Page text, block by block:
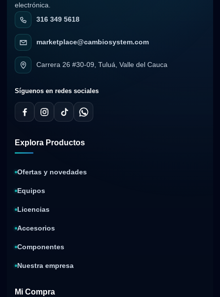
electrónica.
316 349 5618
marketplace@cambiosystem.com
Carrera 26 #30-09, Tuluá, Valle del Cauca
Síguenos en redes sociales
Explora Productos
Ofertas y novedades
Equipos
Licencias
Accesorios
Componentes
Nuestra empresa
Mi Compra